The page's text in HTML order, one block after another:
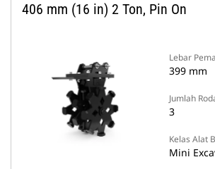
406 mm (16 in) 2 Ton, Pin On
Lebar
399 mm
Jumlah
3
Kelas Alat
Mini